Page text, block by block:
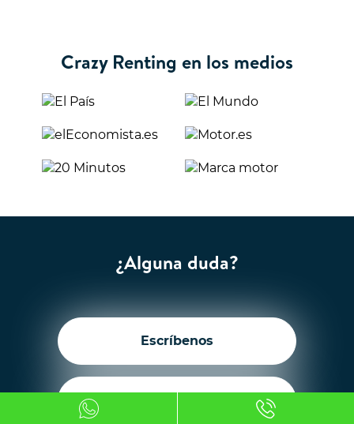
Crazy Renting en los medios
¿Alguna duda?
Escríbenos
Llámanos +34 919 496 206